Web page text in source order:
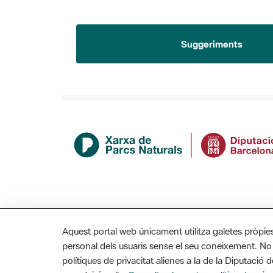
Suggeriments
Aquest portal web únicament utilitza galetes
personal dels usuaris sense el seu coneixement.
polítiques de privacitat alienes a la de la Diputació